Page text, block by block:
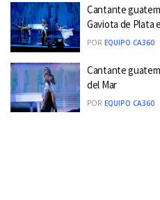
Cantante
Gaviota de Plata
POR EQUIPO CA360
Cantante
del Mar
POR EQUIPO CA360